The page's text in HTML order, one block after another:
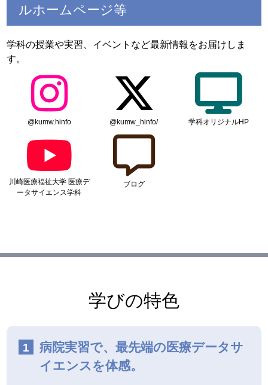
ルホームページ等
学科の授業や実習、イベントなど最新情報をお届けしま
す。
@kumw.hinfo @kumw_hinfo/ 学科オリジナルHP
川崎医療福祉大学 医療デ
ータサイエンス学科
ブログ
学びの特色
病院実習で、最先端の医療データサ
イエンスを体感。